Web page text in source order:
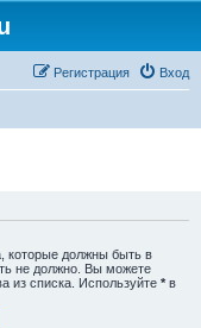
Вход
Регистрация
которые должны быть в
не должно. Вы можете
из списка. Используйте * в